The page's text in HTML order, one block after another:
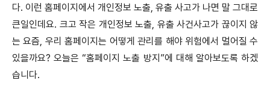
다. 이런 홈페이지에서 개인정보 노출, 유출 사고가 나면 말 그대로
큰일인데요. 크고 작은 개인정보 노출, 유출 사건사고가 끊이지 않
는 요즘, 우리 홈페이지는 어떻게 관리를 해야 위험에서 멀어질 수
있을까요? 오늘은 “홈페이지 노출 방지”에 대해 알아보도록 하겠
습니다.